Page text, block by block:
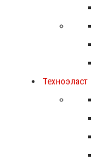
Техноэласт